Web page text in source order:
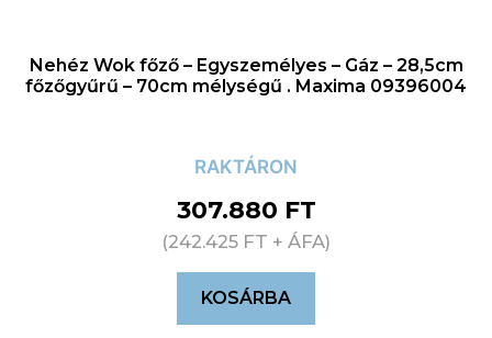
Nehéz Wok főző – Egyszemélyes – Gáz – 28,5cm
főzőgyűrű – 70cm mélységű . Maxima 09396004
RAKTÁRON
307.880 FT
(242.425 FT + ÁFA)
KOSÁRBA